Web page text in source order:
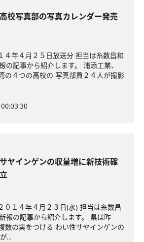
高校写真部の写真カレンダー発売
４年４月２５日放送分 担当は糸数昌和
の記事から紹介します。 浦添工業、
の４つの高校の 写真部員２４人が撮影
00:03:30
サヤインゲンの収量増に新技術確
立
１４年４月２３日(水) 担当は糸数昌
報の記事から紹介します。 県は昨
数の実をつける わい性サヤインゲンの
...